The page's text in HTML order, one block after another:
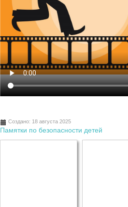
Создано: 18 августа 2025
Памятки по безопасности детей